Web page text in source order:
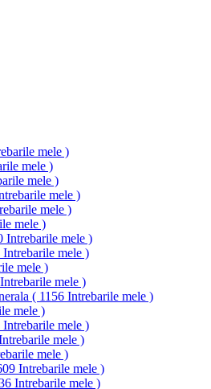
mele )
mele )
mele )
mele )
mele )
mele )
Intrebarile mele )
Intrebarile mele )
mele )
mele )
( 1156 Intrebarile mele )
mele )
Intrebarile mele )
mele )
mele )
Intrebarile mele )
Intrebarile mele )